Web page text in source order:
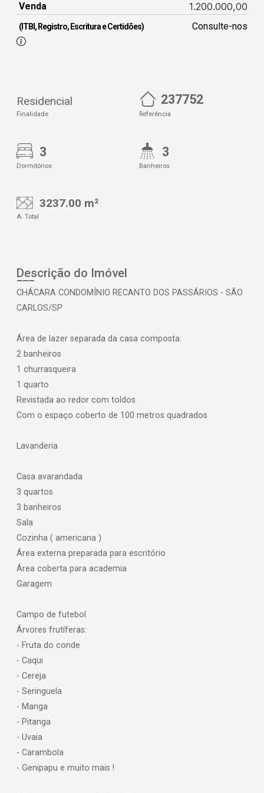
Venda 1.200.000,00
(ITBI, Registro, Escritura e Certidões) Consulte-nos
Residencial
Finalidade
237752
Referência
3
Dormitórios
3
Banheiros
3237.00 m²
A. Total
Descrição do Imóvel
CHÁCARA CONDOMÍNIO RECANTO DOS PASSÁRIOS - SÃO
CARLOS/SP
Área de lazer separada da casa composta:
2 banheiros
1 churrasqueira
1 quarto
Revistada ao redor com toldos
Com o espaço coberto de 100 metros quadrados
Lavanderia
Casa avarandada
3 quartos
3 banheiros
Sala
Cozinha ( americana )
Área externa preparada para escritório
Área coberta para academia
Garagem
Campo de futebol
Árvores frutíferas:
- Fruta do conde
- Caqui
- Cereja
- Seringuela
- Manga
- Pitanga
- Uvaia
- Carambola
- Genipapu e muito mais !